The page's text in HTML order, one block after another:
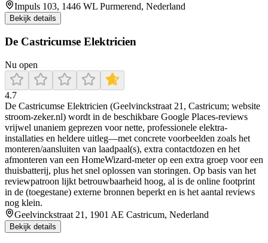
Impuls 103, 1446 WL Purmerend, Nederland
Bekijk details
De Castricumse Elektricien
Nu open
4.7
De Castricumse Elektricien (Geelvinckstraat 21, Castricum; website
stroom-zeker.nl) wordt in de beschikbare Google Places-reviews
vrijwel unaniem geprezen voor nette, professionele elektra-
installaties en heldere uitleg—met concrete voorbeelden zoals het
monteren/aansluiten van laadpaal(s), extra contactdozen en het
afmonteren van een HomeWizard-meter op een extra groep voor een
thuisbatterij, plus het snel oplossen van storingen. Op basis van het
reviewpatroon lijkt betrouwbaarheid hoog, al is de online footprint
in de (toegestane) externe bronnen beperkt en is het aantal reviews
nog klein.
Geelvinckstraat 21, 1901 AE Castricum, Nederland
Bekijk details